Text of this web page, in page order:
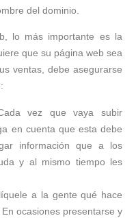
del dominio.
lo más importante es la
que su página web sea
ventas, debe asegurarse
vez que vaya subir
en cuenta que esta debe
información que a los
y al mismo tiempo les
a la gente qué hace
ocasiones presentarse y